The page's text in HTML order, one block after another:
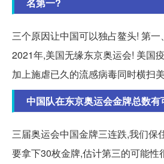
三个原因让中国可以独占鳌头! 第
2021年,美国无缘东京奥运会! 美国
加上施虐已久的流感病毒同时横扫美
中国队在东京奥运会金牌总数
三届奥运会中国金牌三连跌,我们保
要拿下30枚金牌,估计第三的可能性